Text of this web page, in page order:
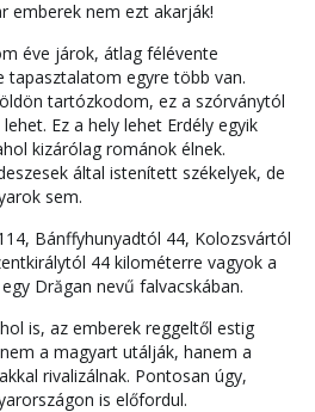
emberek nem ezt akarják!
éve járok, átlag félévente
tapasztalatom egyre több van.
tartózkodom, ez a szórványtól
Ez a hely lehet Erdély egyik
kizárólag románok élnek.
által istenített székelyek, de
sem.
Bánffyhunyadtól 44, Kolozsvártól
44 kilométerre vagyok a
Drăgan nevű falvacskában.
is, az emberek reggeltől estig
a magyart utálják, hanem a
rivalizálnak. Pontosan úgy,
is előfordul.